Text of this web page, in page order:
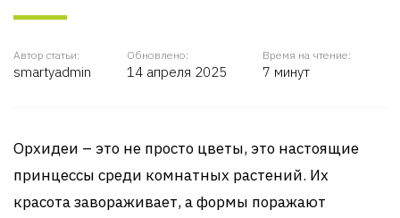
Автор статьи:
smartyadmin
Обновлено:
14 апреля 2025
Время на чтение:
7 минут
Орхидеи – это не просто цветы, это настоящие
принцессы среди комнатных растений. Их
красота завораживает, а формы поражают